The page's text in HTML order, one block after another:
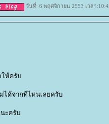
วันที่: 6 พฤศจิกายน 2553 เวลา
ให้ครับ
ได้จากที่ไหนเลยครับ
ะครับ